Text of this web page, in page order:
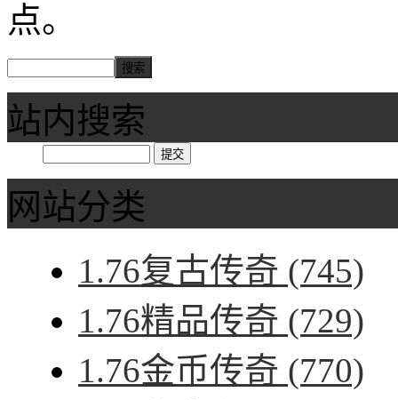
点。
站内搜索
网站分类
1.76复古传奇 (745)
1.76精品传奇 (729)
1.76金币传奇 (770)